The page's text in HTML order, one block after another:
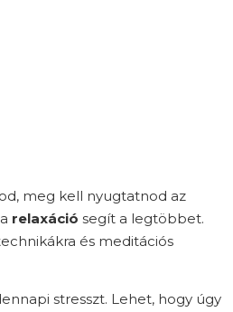
meg kell nyugtatnod az
relaxáció segít a legtöbbet.
és meditációs
stresszt. Lehet, hogy úgy